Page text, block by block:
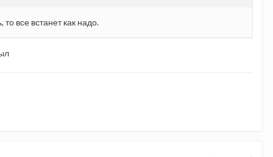
все встанет как надо.